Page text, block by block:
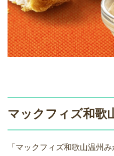
マックフィズ和歌
「マックフィズ和歌山温州